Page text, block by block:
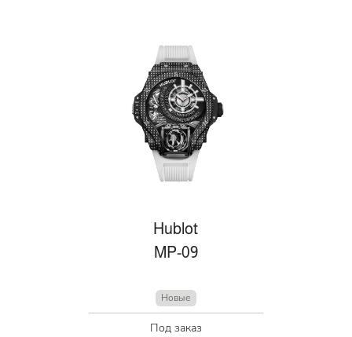
Hublot
MP-09
Новые
Под заказ